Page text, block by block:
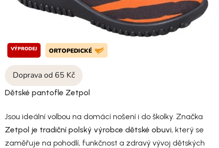
Doprava od 65 Kč
Dětské pantofle Zetpol
Jsou ideální volbou na domácí nošení i do školky. Značka
Zetpol je tradiční polský výrobce dětské obuvi, který se
zaměřuje na pohodlí, funkčnost a zdravý vývoj dětských
VÝPRODEJ ORTOPEDICKÉ